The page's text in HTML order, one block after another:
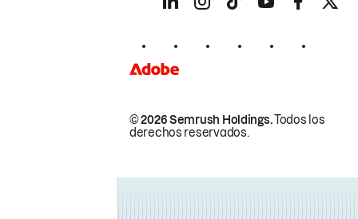
© 2026 Semrush Holdings.Todos los
derechos reservados.